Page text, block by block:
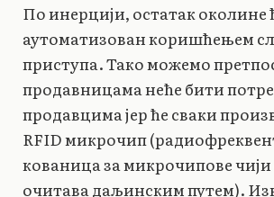
По инерцији, остатак околине
аутоматизован коришћењем
приступа. Тако можемо
продавницама неће бити
продавцима јер ће сваки
RFID микрочип
кованица за микрочипове чији
очитава даљинским путем).